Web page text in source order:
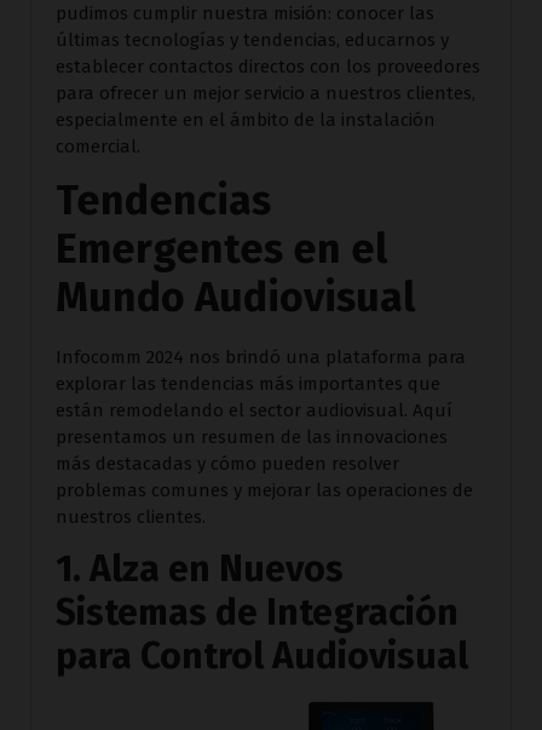
pudimos cumplir nuestra misión: conocer las
últimas tecnologías y tendencias, educarnos y
establecer contactos directos con los proveedores
para ofrecer un mejor servicio a nuestros clientes,
especialmente en el ámbito de la instalación
comercial.
Tendencias
Emergentes en el
Mundo Audiovisual
Infocomm 2024 nos brindó una plataforma para
explorar las tendencias más importantes que
están remodelando el sector audiovisual. Aquí
presentamos un resumen de las innovaciones
más destacadas y cómo pueden resolver
problemas comunes y mejorar las operaciones de
nuestros clientes.
1. Alza en Nuevos
Sistemas de Integración
para Control Audiovisual